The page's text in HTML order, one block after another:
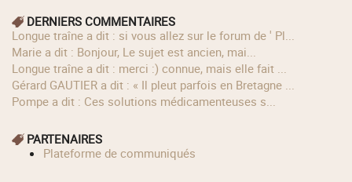
DERNIERS COMMENTAIRES
longue traîne a dit : si vous allez sur le forum de ' Pl...
Marie a dit : Bonjour, Le sujet est ancien, mai...
longue traîne a dit : merci :) connue, mais elle fait ...
Gérard GAUTIER a dit : « Il pleut parfois en Bretagne ...
Pompe a dit : Ces solutions médicamenteuses s...
PARTENAIRES
Plateforme de communiqués